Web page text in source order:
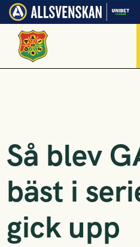
Så blev
bäst i
gick upp